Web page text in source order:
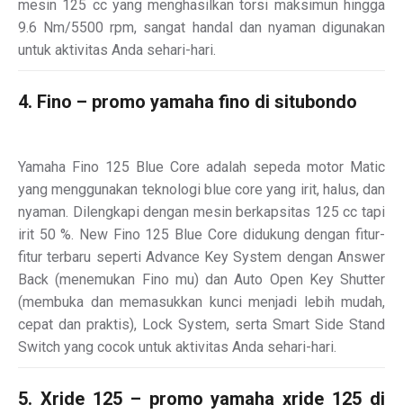
mesin 125 cc yang menghasilkan torsi maksimun hingga
9.6 Nm/5500 rpm, sangat handal dan nyaman digunakan
untuk aktivitas Anda sehari-hari.
4. Fino – promo yamaha fino di situbondo
Yamaha Fino 125 Blue Core adalah sepeda motor Matic
yang menggunakan teknologi blue core yang irit, halus, dan
nyaman. Dilengkapi dengan mesin berkapsitas 125 cc tapi
irit 50 %. New Fino 125 Blue Core didukung dengan fitur-
fitur terbaru seperti Advance Key System dengan Answer
Back (menemukan Fino mu) dan Auto Open Key Shutter
(membuka dan memasukkan kunci menjadi lebih mudah,
cepat dan praktis), Lock System, serta Smart Side Stand
Switch yang cocok untuk aktivitas Anda sehari-hari.
5. Xride 125 – promo yamaha xride 125 di